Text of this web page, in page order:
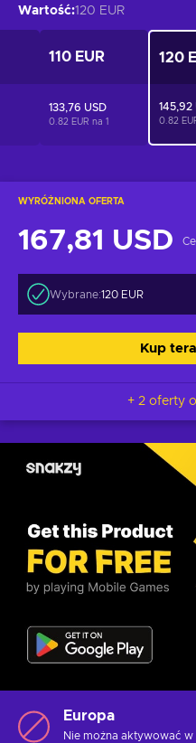
WYRÓŻNIONA OFERTA
167,81 USD
Wybrane:120 EUR
Kup
+ 2 oferty
Europa
Nie można aktywować
Wartość:120 EUR
110 EUR
133,76 USD
0.82 EUR na 1
120
145,92
0.82